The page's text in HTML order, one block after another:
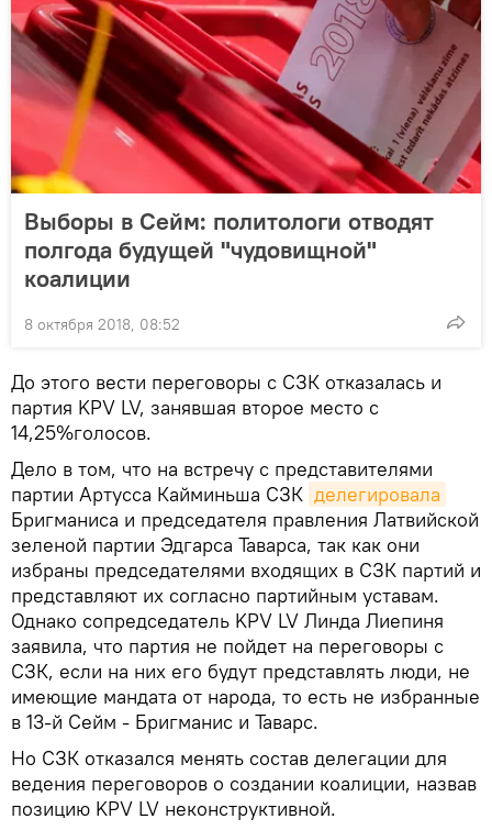
Выборы в Сейм: политологи отводят
полгода будущей "чудовищной"
коалиции
8 октября 2018, 08:52
До этого вести переговоры с СЗК отказалась и
партия KPV LV, занявшая второе место с
14,25%голосов.
Дело в том, что на встречу с представителями
партии Артусса Кайминьша СЗК делегировала
Бригманиса и председателя правления Латвийской
зеленой партии Эдгарса Таварса, так как они
избраны председателями входящих в СЗК партий и
представляют их согласно партийным уставам.
Однако сопредседатель KPV LV Линда Лиепиня
заявила, что партия не пойдет на переговоры с
СЗК, если на них его будут представлять люди, не
имеющие мандата от народа, то есть не избранные
в 13-й Сейм - Бригманис и Таварс.
Но СЗК отказался менять состав делегации для
ведения переговоров о создании коалиции, назвав
позицию KPV LV неконструктивной.